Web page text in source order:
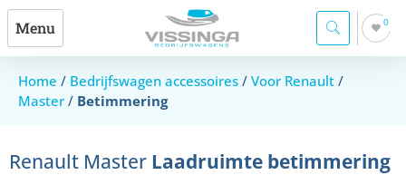
Menu 0
Home / Bedrijfswagen accessoires / Voor Renault /
Master / Betimmering
Renault Master Laadruimte betimmering